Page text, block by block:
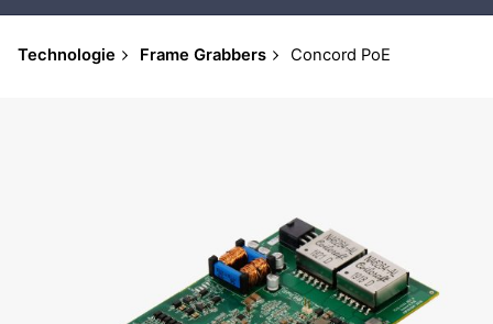
Technologie Frame Grabbers Concord PoE